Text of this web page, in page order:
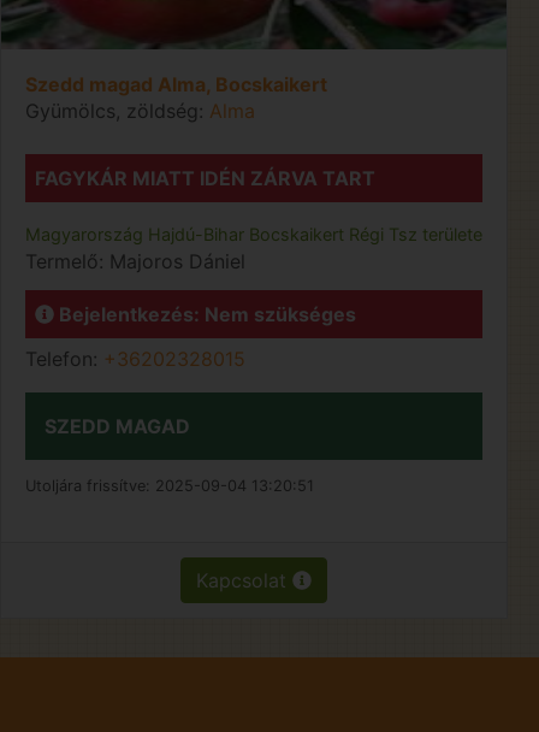
Szedd magad Alma, Bocskaikert
Gyümölcs, zöldség: Alma
FAGYKÁR MIATT IDÉN ZÁRVA TART
Magyarország Hajdú-Bihar Bocskaikert Régi Tsz területe
Termelő: Majoros Dániel
Bejelentkezés: Nem szükséges
Telefon: +36202328015
SZEDD MAGAD
Utoljára frissítve: 2025-09-04 13:20:51
Kapcsolat